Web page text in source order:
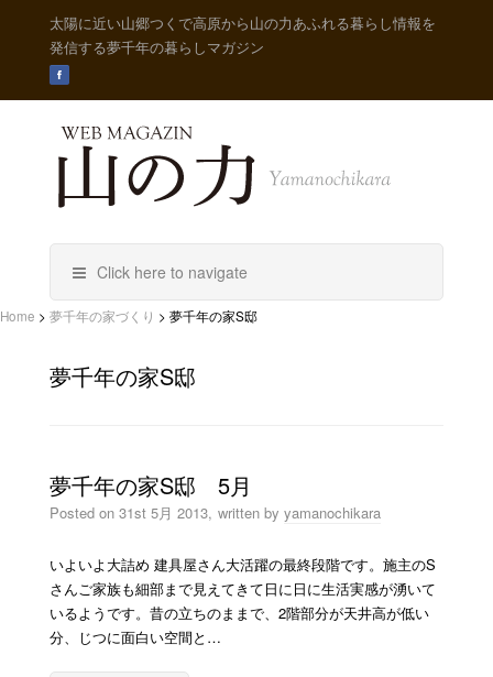
太陽に近い山郷つくで高原から山の力あふれる暮らし情報を
発信する夢千年の暮らしマガジン
Click here to navigate
Home > 夢千年の家づくり > 夢千年の家S邸
夢千年の家S邸
夢千年の家S邸 5月
Posted on31st 5月 2013, written by yamanochikara
いよいよ大詰め 建具屋さん大活躍の最終段階です。施主のS
さんご家族も細部まで見えてきて日に日に生活実感が湧いて
いるようです。昔の立ちのままで、2階部分が天井高が低い
分、じつに面白い空間と…